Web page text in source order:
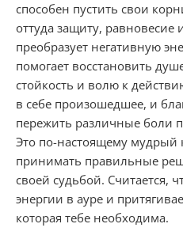
способен пустить свои
оттуда защиту, равновесие
преобразует негативную
помогает восстановить
стойкость и волю к
в себе произошедшее, и
пережить различные боли
Это по-настоящему мудрый
принимать правильные
своей судьбой. Считается,
энергии в ауре и
которая тебе необходима.